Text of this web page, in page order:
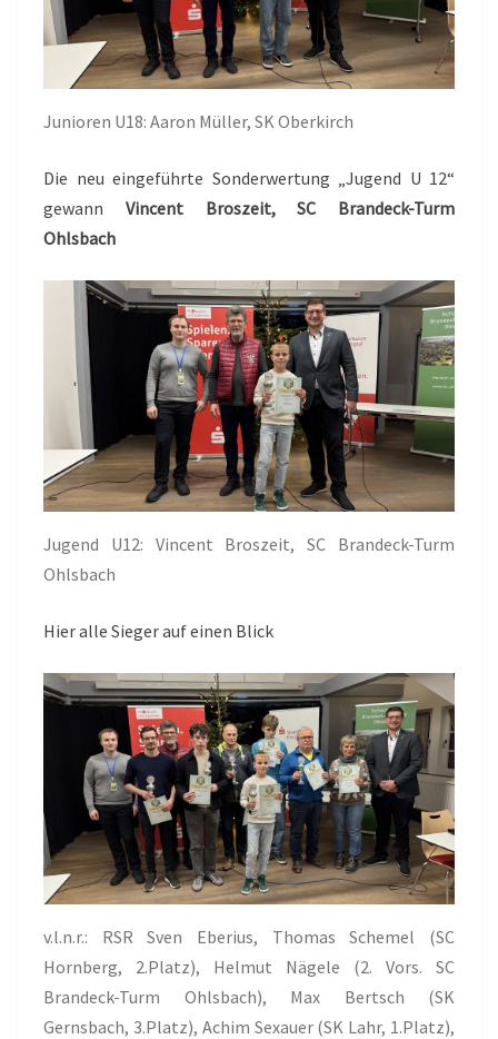
Junioren U18: Aaron Müller, SK Oberkirch
Die neu eingeführte Sonderwertung „Jugend U 12“
gewann Vincent Broszeit, SC Brandeck-Turm
Ohlsbach
Jugend U12: Vincent Broszeit, SC Brandeck-Turm
Ohlsbach
Hier alle Sieger auf einen Blick
v.l.n.r.: RSR Sven Eberius, Thomas Schemel (SC
Hornberg, 2.Platz), Helmut Nägele (2. Vors. SC
Brandeck-Turm Ohlsbach), Max Bertsch (SK
Gernsbach, 3.Platz), Achim Sexauer (SK Lahr, 1.Platz),